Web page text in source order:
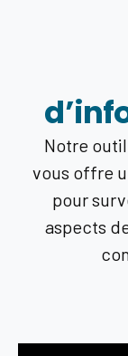
Notre
vous offre
pour
aspects